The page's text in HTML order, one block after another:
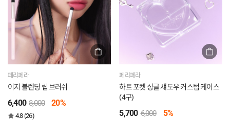
페리페라
이지 블렌딩 립 브러쉬
6,400 8,000 20%
4.8 (26)
페리페라
하트 포켓 싱글 섀도우 커스텀 케이스
(4구)
5,700 6,000 5%